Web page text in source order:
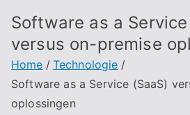
Software as a Service
versus on-premise
Home
Technologie
Software as a Service (SaaS)
oplossingen